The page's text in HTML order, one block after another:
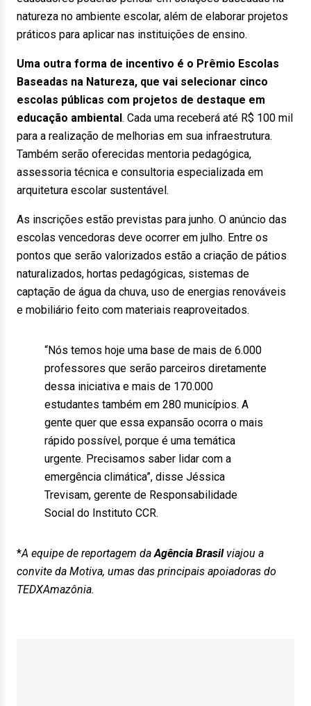
natureza no ambiente escolar, além de elaborar projetos
práticos para aplicar nas instituições de ensino.
Uma outra forma de incentivo é o Prêmio Escolas
Baseadas na Natureza, que vai selecionar cinco
escolas públicas com projetos de destaque em
educação ambiental. Cada uma receberá até R$ 100 mil
para a realização de melhorias em sua infraestrutura.
Também serão oferecidas mentoria pedagógica,
assessoria técnica e consultoria especializada em
arquitetura escolar sustentável.
As inscrições estão previstas para junho. O anúncio das
escolas vencedoras deve ocorrer em julho. Entre os
pontos que serão valorizados estão a criação de pátios
naturalizados, hortas pedagógicas, sistemas de
captação de água da chuva, uso de energias renováveis
e mobiliário feito com materiais reaproveitados.
“Nós temos hoje uma base de mais de 6.000
professores que serão parceiros diretamente
dessa iniciativa e mais de 170.000
estudantes também em 280 municípios. A
gente quer que essa expansão ocorra o mais
rápido possível, porque é uma temática
urgente. Precisamos saber lidar com a
emergência climática”, disse Jéssica
Trevisam, gerente de Responsabilidade
Social do Instituto CCR.
*A equipe de reportagem daAgência Brasilviajou a
convite da Motiva, umas das principais apoiadoras do
TEDXAmazônia.